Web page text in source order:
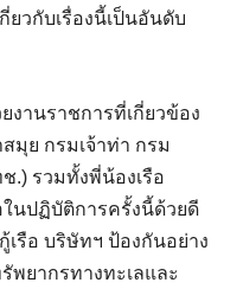
ยวกับเรื่องนี้เป็นอันดับ
านราชการที่เกี่ยวข้อง
มุย กรมเจ้าท่า กรม
.) รวมทั้งพี่น้องเรือ
นปฏิบัติการครั้งนี้ด้วยดี
เรือ บริษัทฯ ป้องกันอย่าง
พยากรทางทะเลและ